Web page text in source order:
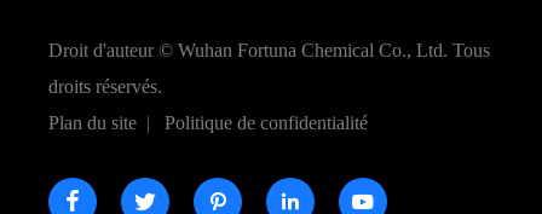
Droit d'auteur © Wuhan Fortuna Chemical Co., Ltd. Tous
droits réservés.
Plan du site | Politique de confidentialité
    